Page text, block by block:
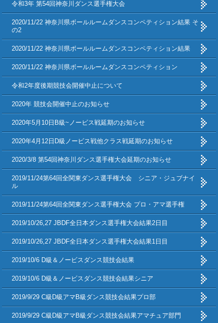
令和3年 第54回神奈川ダンス選手権大会
2020/11/22 神奈川県ボールルームダンスコンペティション結果 そ
の2
2020/11/22 神奈川県ボールルームダンスコンペティション結果
2020/11/22 神奈川県ボールルームダンスコンペティション
令和2年度後期競技会開催中止について
2020年 競技会開催中止のお知らせ
2020年5月10日B級~ノービス戦延期のお知らせ
2020年4月12日D級ノービス戦他クラス戦延期のお知らせ
2020/3/8 第54回神奈川ダンス選手権大会延期のお知らせ
2019/11/24第64回全関東ダンス選手権大会 シニア・ジュブナイ
ル
2019/11/24第64回全関東ダンス選手権大会 プロ・アマ選手権
2019/10/26,27 JBDF全日本ダンス選手権大会結果2日目
2019/10/26,27 JBDF全日本ダンス選手権大会結果1日目
2019/10/6 D級＆ノービスダンス競技会結果
2019/10/6 D級＆ノービスダンス競技会結果シニア
2019/9/29 C級D級アマB級ダンス競技会結果プロ部
2019/9/29 C級D級アマB級ダンス競技会結果アマチュア部門